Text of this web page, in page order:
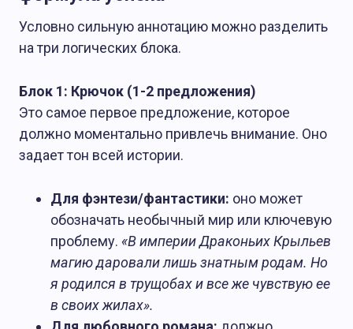
Условно сильную аннотацию можно разделить
на три логических блока.
Блок 1: Крючок (1-2 предложения)
Это самое первое предложение, которое
должно моментально привлечь внимание. Оно
задает тон всей истории.
Для фэнтези/фантастики: оно может
обозначать необычный мир или ключевую
проблему. «В империи Драконьих Крыльев
магию даровали лишь знатным родам. Но
я родился в трущобах и все же чувствую ее
в своих жилах».